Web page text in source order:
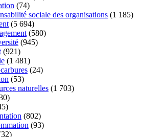
(74)
sociale des organisations (1 185)
(5 694)
(580)
(945)
(921)
(1 481)
(24)
(53)
naturelles (1 703)
(802)
(93)